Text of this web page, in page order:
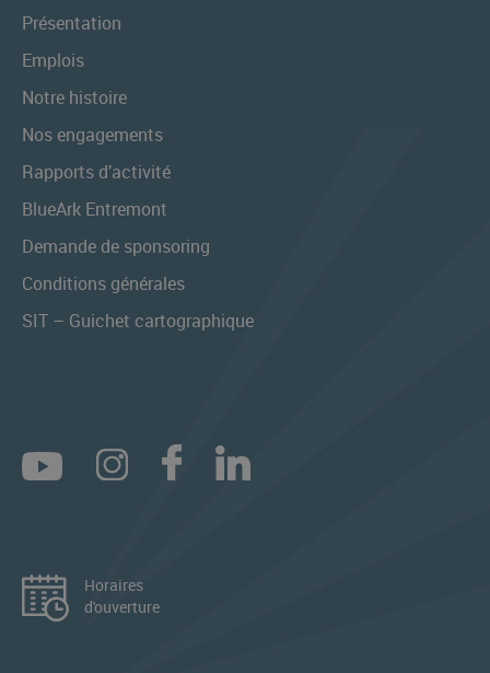
Présentation
Emplois
Notre histoire
Nos engagements
Rapports d’activité
BlueArk Entremont
Demande de sponsoring
Conditions générales
SIT – Guichet cartographique
Horaires
d'ouverture